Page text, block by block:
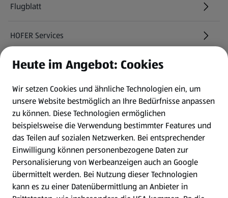
Flugblatt
HOFER Services
Newsletter
WhatsApp
Gewinnspiele
Mein HOFER. Meine Einkäufe.
Meine Meinung. Mein HOFER.
Heute im Angebot: Cookies
Wir setzen Cookies und ähnliche Technologien ein, um
unsere Website bestmöglich an Ihre Bedürfnisse anpassen
zu können. Diese Technologien ermöglichen
beispielsweise die Verwendung bestimmter Features und
das Teilen auf sozialen Netzwerken. Bei entsprechender
Einwilligung können personenbezogene Daten zur
Personalisierung von Werbeanzeigen auch an Google
übermittelt werden. Bei Nutzung dieser Technologien
kann es zu einer Datenübermittlung an Anbieter in